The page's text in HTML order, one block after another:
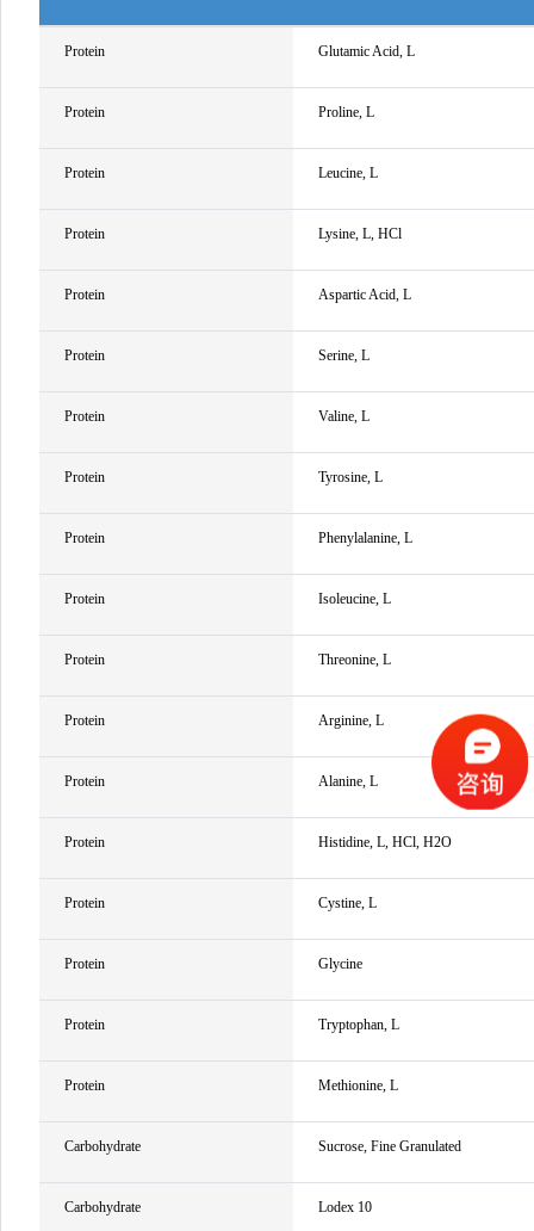
Protein Glutamic Acid, L
Protein Proline, L
Protein Leucine, L
Protein Lysine, L, HCl
Protein Aspartic Acid, L
Protein Serine, L
Protein Valine, L
Protein Tyrosine, L
Protein Phenylalanine, L
Protein Isoleucine, L
Protein Threonine, L
Protein Arginine, L
Protein Alanine, L
Protein Histidine, L, HCl, H2O
Protein Cystine, L
Protein Glycine
Protein Tryptophan, L
Protein Methionine, L
Carbohydrate Sucrose, Fine Granulated
Carbohydrate Lodex 10